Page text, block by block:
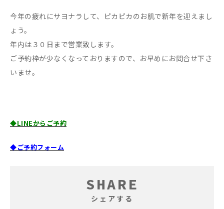
今年の疲れにサヨナラして、ピカピカのお肌で新年を迎えまし
ょう。
年内は３０日まで営業致します。
ご予約枠が少なくなっておりますので、お早めにお問合せ下さ
いませ。
◆LINEからご予約
◆ご予約フォーム
SHARE
シェアする